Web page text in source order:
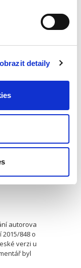
detaily
nařízení
civilním
autorova
848 o
verzi u
byl